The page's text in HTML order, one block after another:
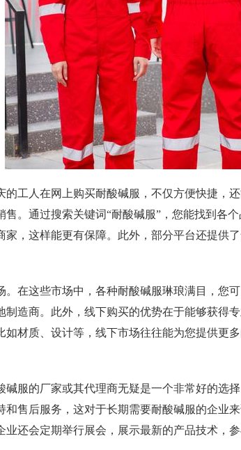
工人在网上购买耐酸碱服，不仅方便快捷，
。通过搜索关键词“耐酸碱服”，您能找到各
，这样能更有保障。此外，部分平台还提供
在这些市场中，各种耐酸碱服琳琅满目，您
造商。此外，线下购买的优势在于能够获得
材质、设计等，线下市场往往能为您提供更多
服的厂家或其代理商无疑是一个非常好的选
售后服务，这对于长期需要耐酸碱服的企业
还会定期举行展会，展示最新的产品技术，